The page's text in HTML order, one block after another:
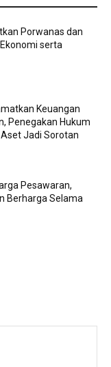
Porwanas dan
serta
Keuangan
Penegakan Hukum
Jadi Sorotan
Pesawaran,
Berharga Selama